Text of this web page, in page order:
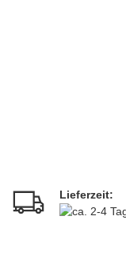
Lieferzeit: